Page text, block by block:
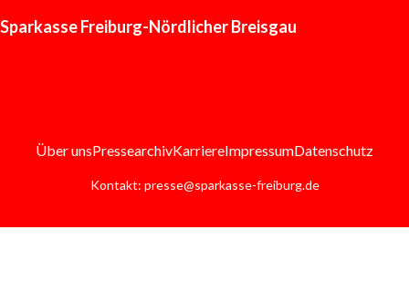
Sparkasse Freiburg-Nördlicher Breisgau